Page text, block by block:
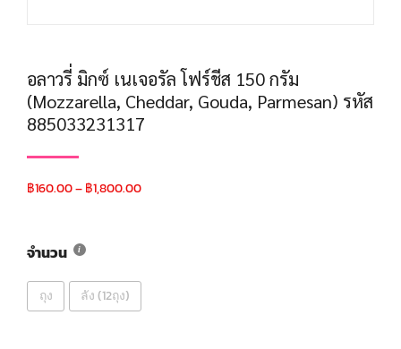
อลาวรี่ มิกซ์ เนเจอรัล โฟร์ชีส 150 กรัม
(Mozzarella, Cheddar, Gouda, Parmesan) รหัส
885033231317
฿160.00–฿1,800.00
จำนวน
ถุง ลัง (12ถุง)